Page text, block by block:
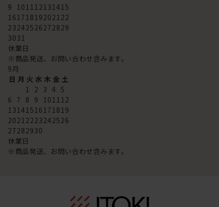
9 101112131415
16171819202122
23242526272829
3031
休業日
※商品発送、お問い合わせ含みます。
9月
日 月 火 水 木 金 土
1 2 3 4 5
6 7 8 9 101112
13141516171819
20212223242526
27282930
休業日
※商品発送、お問い合わせ含みます。